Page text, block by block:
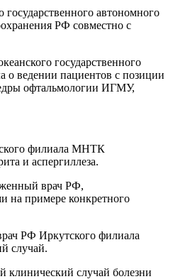
автономного
РФ совместно с
государственного
о ведении пациентов с позиции
офтальмологии ИГМУ,
филиала МНТК
и аспергиллеза.
врач РФ,
на примере конкретного
РФ Иркутского филиала
случай.
клинический случай болезни